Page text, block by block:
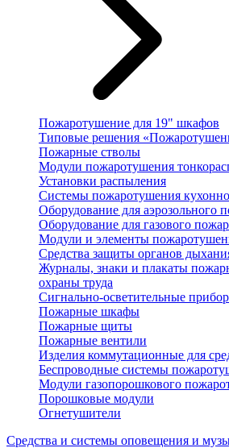
Пожаротушение для 19" шкафов
Типовые решения
Пожарные стволы
Модули пожаротушения
Установки распыления
Системы пожаротушения
Оборудование для аэрозольного
Оборудование для газового
Модули и элементы
Средства защиты органов
Журналы, знаки и плакаты
охраны труда
Сигнально-осветительные
Пожарные шкафы
Пожарные щиты
Пожарные вентили
Изделия коммутационные для
Беспроводные системы
Модули газопорошкового
Порошковые модули
Огнетушители
Средства и системы оповещения и